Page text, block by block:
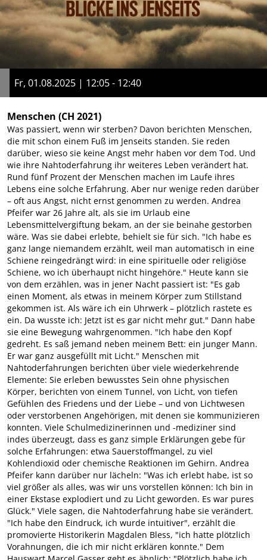
Fr, 01.08.2025 | 12:05 - 12:40
Menschen (CH 2021)
Was passiert, wenn wir sterben? Davon berichten Menschen,
die mit schon einem Fuß im Jenseits standen. Sie reden
darüber, wieso sie keine Angst mehr haben vor dem Tod. Und
wie ihre Nahtoderfahrung ihr weiteres Leben verändert hat.
Rund fünf Prozent der Menschen machen im Laufe ihres
Lebens eine solche Erfahrung. Aber nur wenige reden darüber
– oft aus Angst, nicht ernst genommen zu werden. Andrea
Pfeifer war 26 Jahre alt, als sie im Urlaub eine
Lebensmittelvergiftung bekam, an der sie beinahe gestorben
wäre. Was sie dabei erlebte, behielt sie für sich. "Ich habe es
ganz lange niemandem erzählt, weil man automatisch in eine
Schiene reingedrängt wird: in eine spirituelle oder religiöse
Schiene, wo ich überhaupt nicht hingehöre." Heute kann sie
von dem erzählen, was in jener Nacht passiert ist: "Es gab
einen Moment, als etwas in meinem Körper zum Stillstand
gekommen ist. Als wäre ich ein Uhrwerk – plötzlich rastete es
ein. Da wusste ich: Jetzt ist es gar nicht mehr gut." Dann habe
sie eine Bewegung wahrgenommen. "Ich habe den Kopf
gedreht. Es saß jemand neben meinem Bett: ein junger Mann.
Er war ganz ausgefüllt mit Licht." Menschen mit
Nahtoderfahrungen berichten über viele wiederkehrende
Elemente: Sie erleben bewusstes Sein ohne physischen
Körper, berichten von einem Tunnel, von Licht, von tiefen
Gefühlen des Friedens und der Liebe – und von Lichtwesen
oder verstorbenen Angehörigen, mit denen sie kommunizieren
konnten. Viele Schulmedizinerinnen und -mediziner sind
indes überzeugt, dass es ganz simple Erklärungen gebe für
solche Erfahrungen: etwa Sauerstoffmangel, zu viel
Kohlendioxid oder chemische Reaktionen im Gehirn. Andrea
Pfeifer kann darüber nur lächeln: "Was ich erlebt habe, ist so
viel größer als alles, was wir uns vorstellen können: Ich bin in
einer Ekstase explodiert und zu Licht geworden. Es war pures
Glück." Viele sagen, die Nahtoderfahrung habe sie verändert.
"Ich habe den Eindruck, ich wurde intuitiver", erzählt die
promovierte Historikerin Magdalen Bless, "ich hatte plötzlich
Vorahnungen, die ich mir nicht erklären konnte." Dem